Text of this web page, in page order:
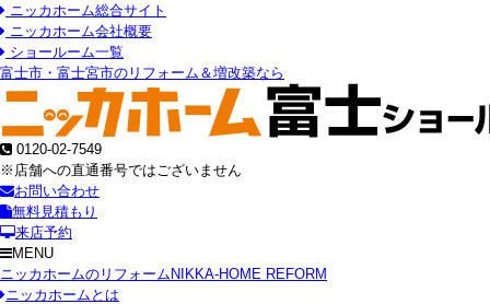
ニッカホーム総合サイト
ニッカホーム会社概要
ショールーム一覧
富士市・富士宮市のリフォーム＆増改築なら
0120-02-7549
※店舗への直通番号ではございません
お問い合わせ
無料見積もり
来店予約
MENU
ニッカホームのリフォーム NIKKA-HOME REFORM
ニッカホームとは